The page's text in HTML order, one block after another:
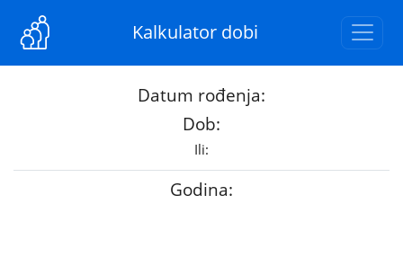
Kalkulator dobi
Datum rođenja:
Dob:
Ili:
Godina: